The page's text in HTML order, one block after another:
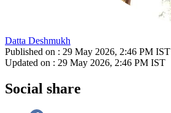
Datta Deshmukh
Published on : 29 May 2026, 2:46 PM IST
Updated on : 29 May 2026, 2:46 PM IST
Social share